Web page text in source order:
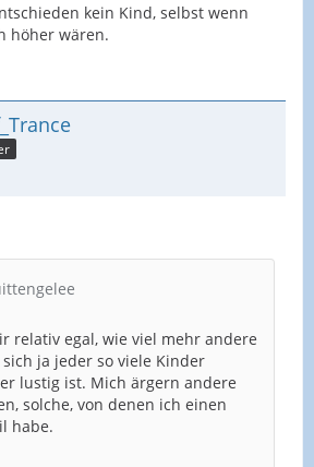
kein Kind, selbst wenn
höher wären.
relativ egal, wie viel mehr andere
ja jeder so viele Kinder
lustig ist. Mich ärgern andere
solche, von denen ich einen
habe.